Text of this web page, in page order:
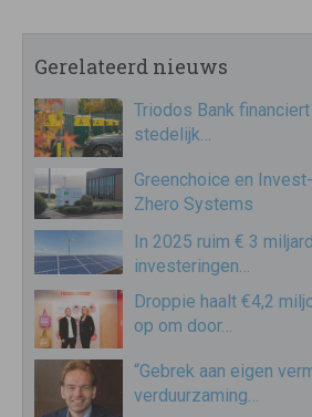
Gerelateerd nieuws
Triodos Bank
stedelijk…
Greenchoice en
Zhero Systems
In 2025 ruim € 3
investeringen…
Droppie haalt €4,2
op om door…
“Gebrek aan eigen
verduurzaming…